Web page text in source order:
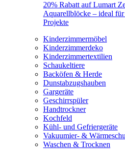
20% Rabatt auf Lumart
Aquarellblöcke – ideal
Projekte
Kinderzimmermöbel
Kinderzimmerdeko
Kinderzimmertextilien
Schaukeltiere
Backöfen & Herde
Dunstabzugshauben
Gargeräte
Geschirrspüler
Handtrockner
Kochfeld
Kühl- und Gefriergeräte
Vakuumier- &
Waschen & Trocknen